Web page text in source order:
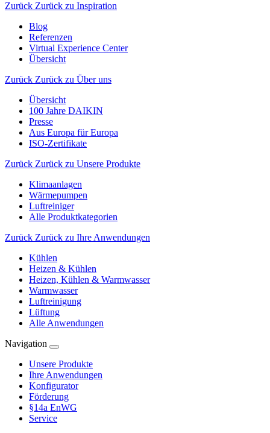
Zurück Zurück zu Inspiration
Blog
Referenzen
Virtual Experience Center
Übersicht
Zurück Zurück zu Über uns
Übersicht
100 Jahre DAIKIN
Presse
Aus Europa für Europa
ISO-Zertifikate
Zurück Zurück zu Unsere Produkte
Klimaanlagen
Wärmepumpen
Luftreiniger
Alle Produktkategorien
Zurück Zurück zu Ihre Anwendungen
Kühlen
Heizen & Kühlen
Heizen, Kühlen & Warmwasser
Warmwasser
Luftreinigung
Lüftung
Alle Anwendungen
Navigation
Unsere Produkte
Ihre Anwendungen
Konfigurator
Förderung
§14a EnWG
Service